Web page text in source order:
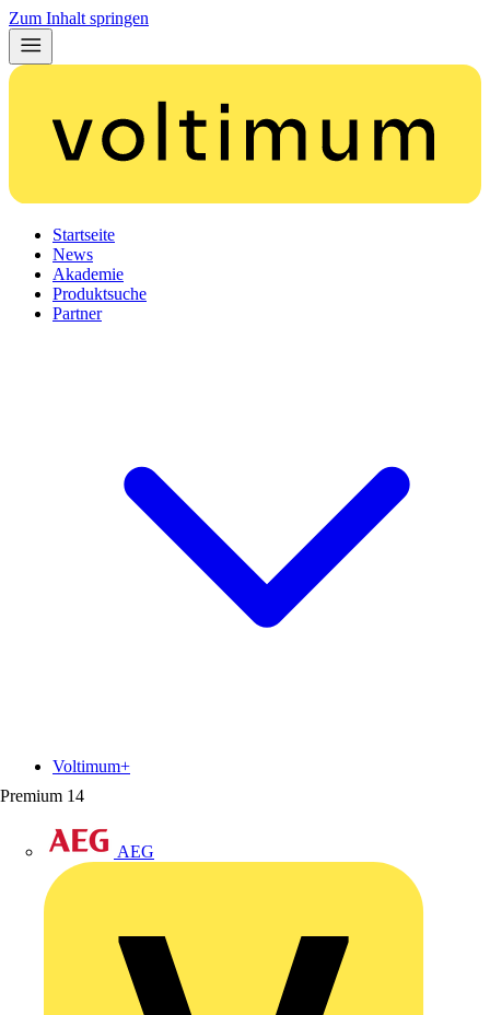
Zum Inhalt springen
Startseite
News
Akademie
Produktsuche
Partner
Premium 14
AEG
Voltimum+